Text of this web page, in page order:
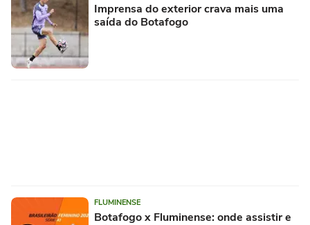
Imprensa do exterior crava mais uma
saída do Botafogo
FLUMINENSE
Botafogo x Fluminense: onde assistir e